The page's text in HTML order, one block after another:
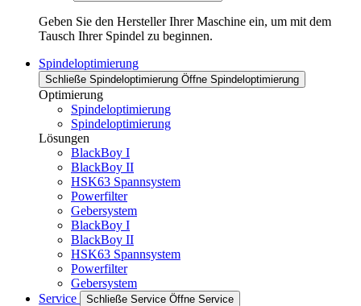
Geben Sie den Hersteller Ihrer Maschine ein, um mit dem
Tausch Ihrer Spindel zu beginnen.
Spindeloptimierung
Schließe Spindeloptimierung Öffne Spindeloptimierung
Optimierung
Spindeloptimierung
Spindeloptimierung
Lösungen
BlackBoy I
BlackBoy II
HSK63 Spannsystem
Powerfilter
Gebersystem
BlackBoy I
BlackBoy II
HSK63 Spannsystem
Powerfilter
Gebersystem
Service
Schließe Service Öffne Service